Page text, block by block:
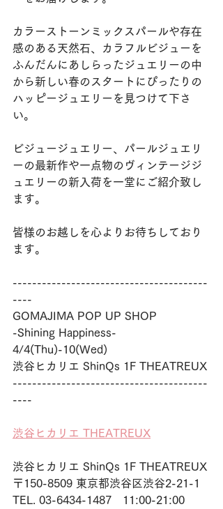
カラーストーンミックスパールや存在
感のある天然石、カラフルビジューを
ふんだんにあしらったジュエリーの中
から新しい春のスタートにぴったりの
ハッピージュエリーを見つけて下さ
い。
ビジュージュエリー、パールジュエリ
ーの最新作や一点物のヴィンテージジ
ュエリーの新入荷を一堂にご紹介致し
ます。
皆様のお越しを心よりお待ちしており
ます。
----------------------------------------
----
GOMAJIMA POP UP SHOP
-Shining Happiness-
4/4(Thu)-10(Wed)
渋谷ヒカリエ ShinQs 1F THEATREUX
----------------------------------------
----
渋谷ヒカリエ THEATREUX
渋谷ヒカリエ ShinQs 1F THEATREUX
〒150-8509 東京都渋谷区渋谷2-21-1
TEL. 03-6434-1487　11:00-21:00